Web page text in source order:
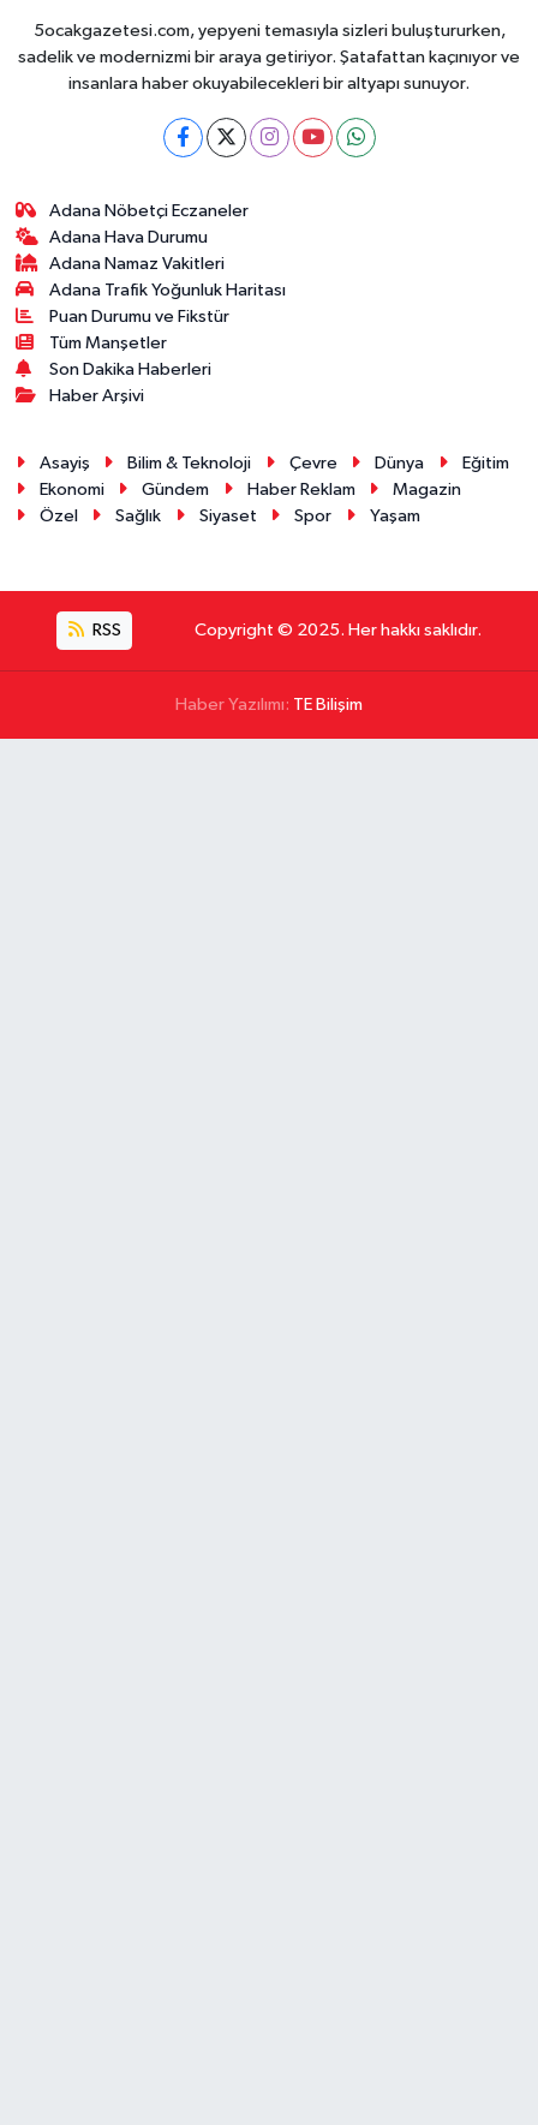
5ocakgazetesi.com, yepyeni temasıyla sizleri buluştururken,
sadelik ve modernizmi bir araya getiriyor. Şatafattan kaçınıyor ve
insanlara haber okuyabilecekleri bir altyapı sunuyor.
Adana Nöbetçi Eczaneler
Adana Hava Durumu
Adana Namaz Vakitleri
Adana Trafik Yoğunluk Haritası
Puan Durumu ve Fikstür
Tüm Manşetler
Son Dakika Haberleri
Haber Arşivi
Asayiş Bilim & Teknoloji Çevre Dünya
Eğitim
Ekonomi
Gündem Haber Reklam
Magazin
Özel
Sağlık Siyaset Spor Yaşam
RSS Copyright © 2025. Her hakkı saklıdır.
Haber Yazılımı: TE Bilişim